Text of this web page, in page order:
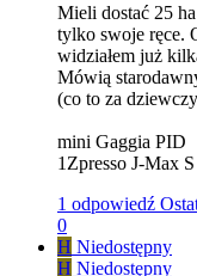
Mieli dostać 25
tylko swoje ręce.
widziałem już
Mówią
(co to za
mini Gaggia PID
1Zpresso J-Max S
1 odpowiedź
0
H Niedostępny
H Niedostępny